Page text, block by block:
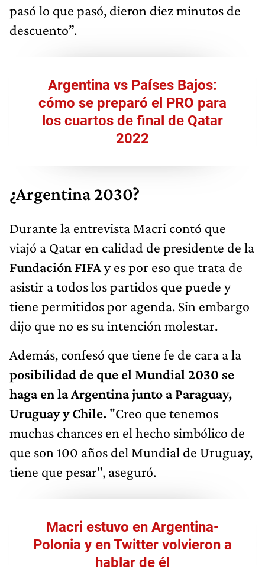
pasó lo que pasó, dieron diez minutos de
descuento”.
Argentina vs Países Bajos:
cómo se preparó el PRO para
los cuartos de final de Qatar
2022
¿Argentina 2030?
Durante la entrevista Macri contó que
viajó a Qatar en calidad de presidente de la
Fundación FIFAy es por eso que trata de
asistir a todos los partidos que puede y
tiene permitidos por agenda. Sin embargo
dijo que no es su intención molestar.
Además, confesó que tiene fe de cara a la
posibilidad de que el Mundial 2030 se
haga en la Argentina junto a Paraguay,
Uruguay y Chile. "Creo que tenemos
muchas chances en el hecho simbólico de
que son 100 años del Mundial de Uruguay,
tiene que pesar", aseguró.
Macri estuvo en Argentina-
Polonia y en Twitter volvieron a
hablar de él